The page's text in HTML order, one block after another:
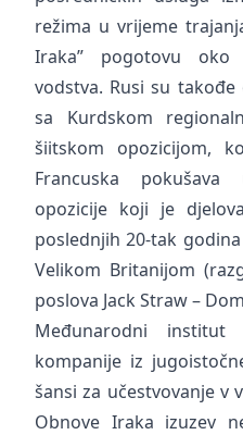
režima u vrijeme
Iraka” pogotovu
vodstva. Rusi su
sa Kurdskom
šiitskom opozicijom,
Francuska
opozicije koji je
poslednjih 20-tak
Velikom Britanijom
poslova Jack Straw –
Međunarodni institut
kompanije iz
šansi za učestvovanje v
Obnove Iraka izuzev